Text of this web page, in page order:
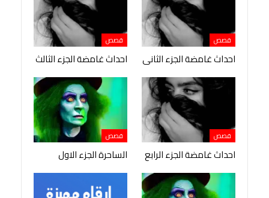
قصص
احداث غامضة الجزء الثانى
قصص
احداث غامضة الجزء الثالث
قصص
احداث غامضة الجزء الرابع
قصص
الساحرة الجزء الاول